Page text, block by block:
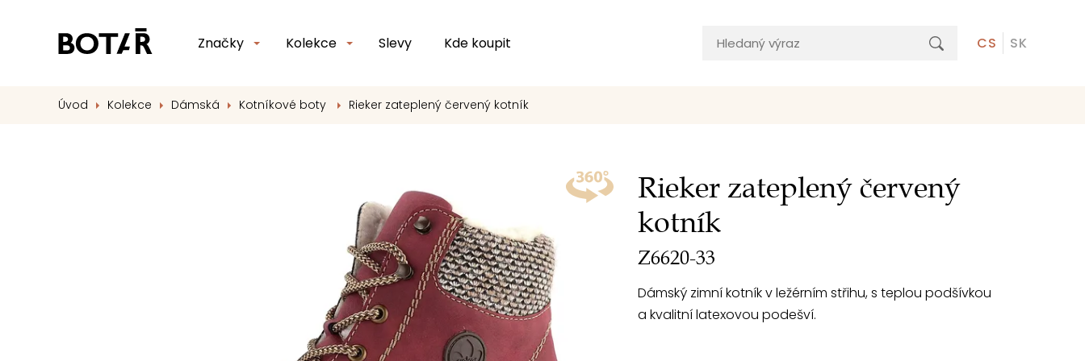
CS SK
Značky Kolekce Slevy Kde koupit
Úvod Kolekce Dámská Kotníkové boty Rieker zateplený červený kotník
Rieker zateplený červený
kotník
Z6620-33
Dámský zimní kotník v ležérním střihu, s teplou podšívkou
a kvalitní latexovou podešví.